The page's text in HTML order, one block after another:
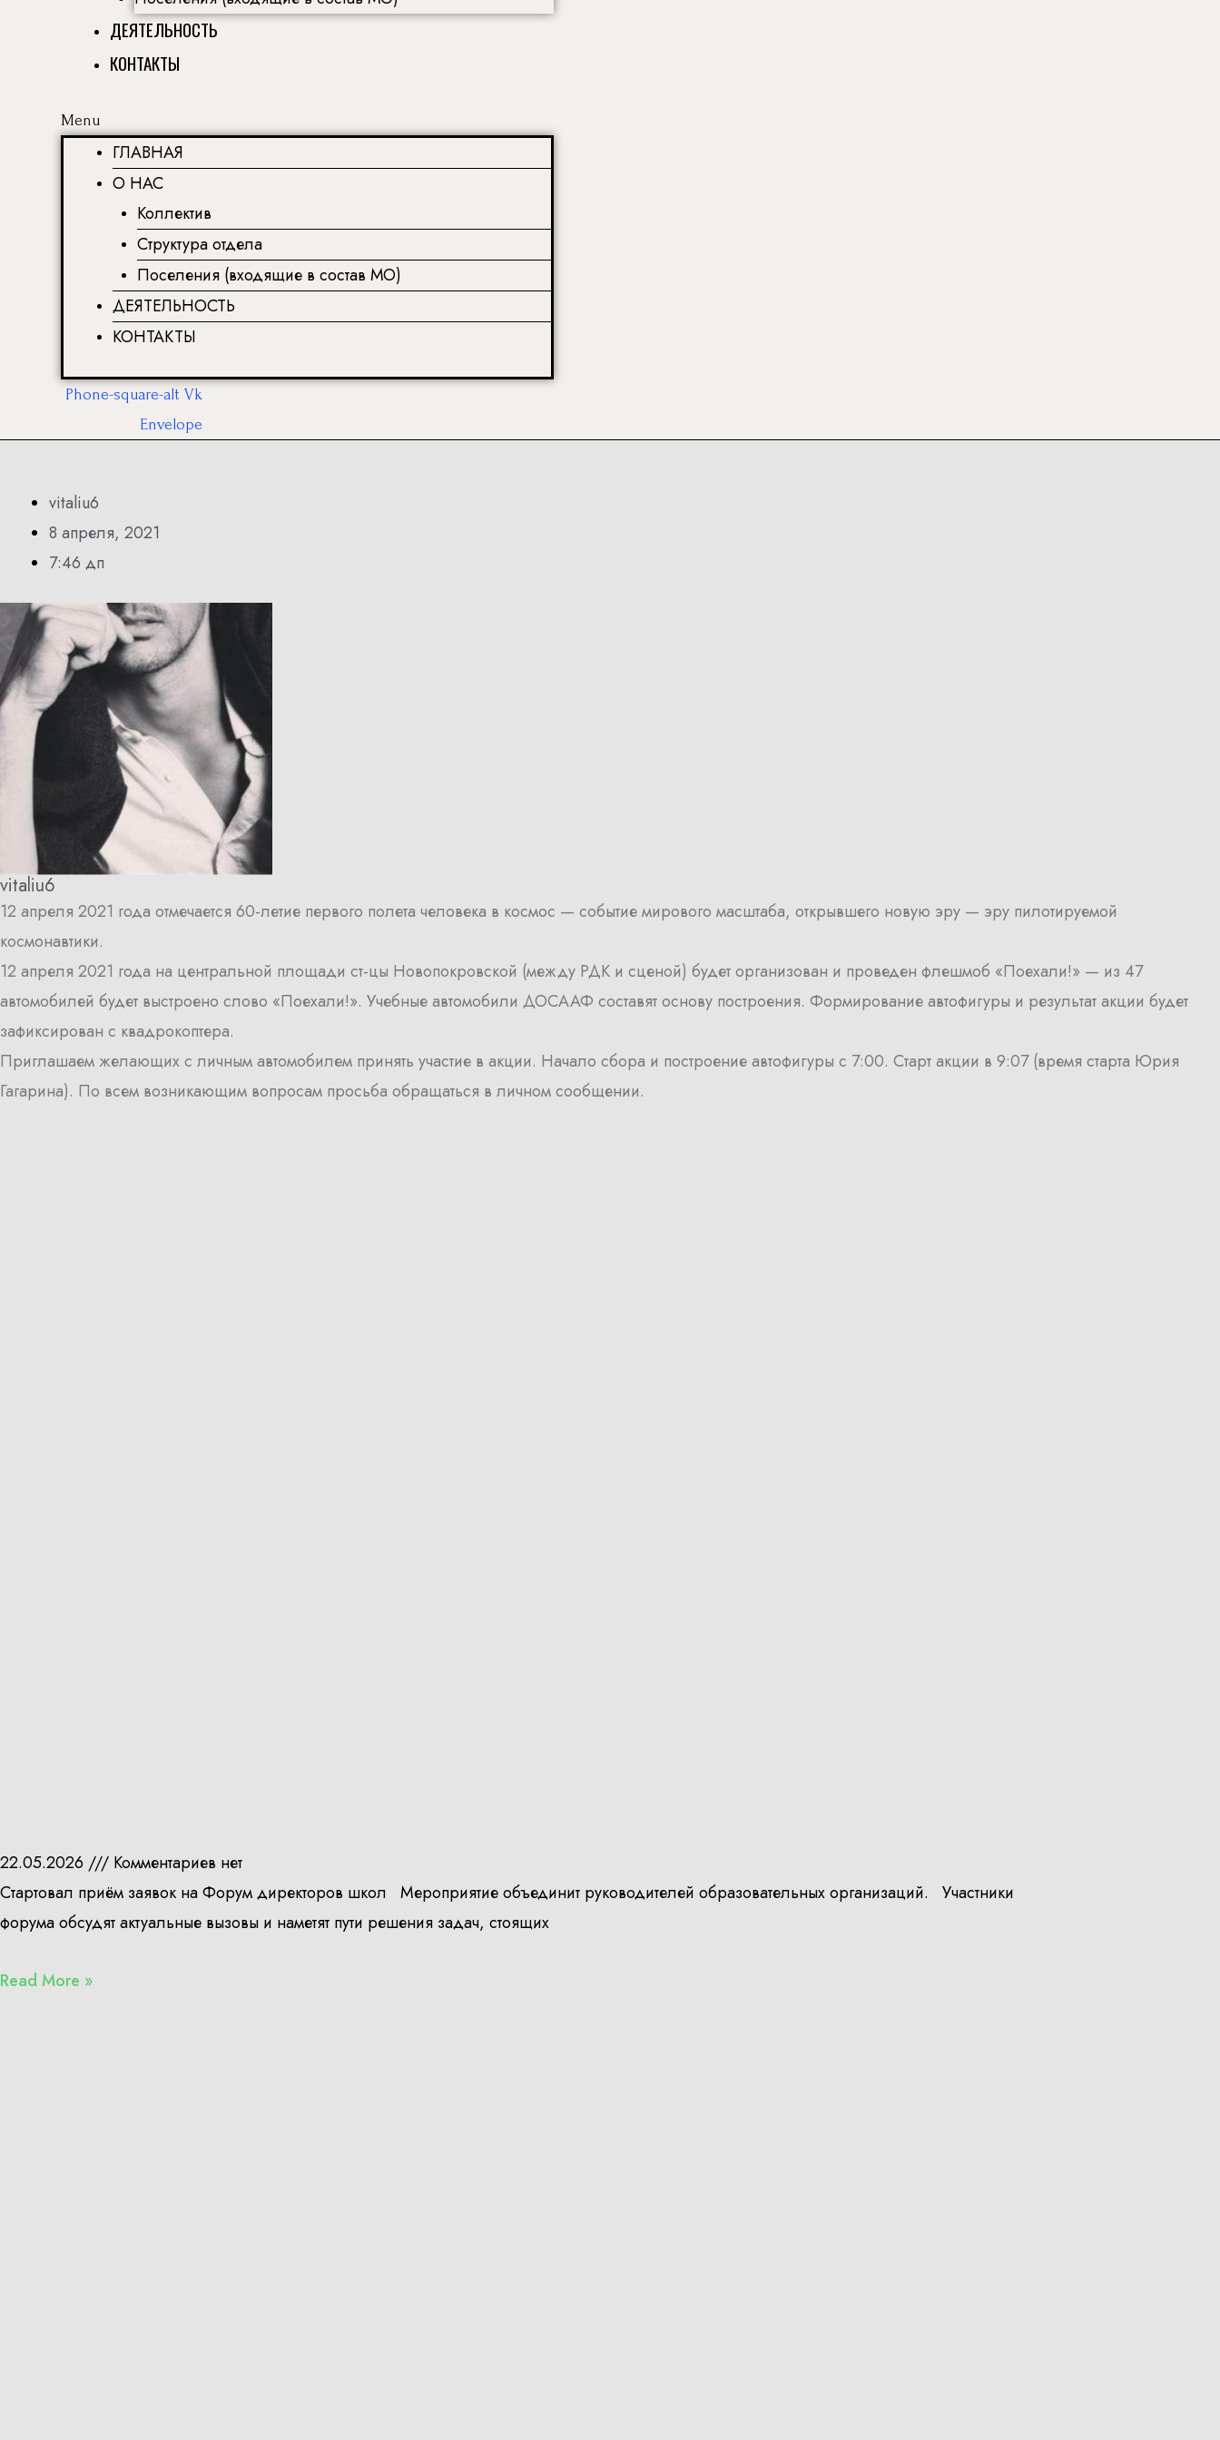
ДЕЯТЕЛЬНОСТЬ
КОНТАКТЫ
Menu
ГЛАВНАЯ
О НАС
Коллектив
Структура отдела
Поселения (входящие в состав МО)
ДЕЯТЕЛЬНОСТЬ
КОНТАКТЫ
Phone-square-alt Vk
Envelope
vitaliu6
8 апреля, 2021
7:46 дп
vitaliu6
12 апреля 2021 года отмечается 60-летие первого полета человека в космос — событие мирового масштаба, открывшего новую эру — эру пилотируемой
космонавтики.
12 апреля 2021 года на центральной площади ст-цы Новопокровской (между РДК и сценой) будет организован и проведен флешмоб «Поехали!» — из 47
автомобилей будет выстроено слово «Поехали!». Учебные автомобили ДОСААФ составят основу построения. Формирование автофигуры и результат акции будет
зафиксирован с квадрокоптера.
Приглашаем желающих с личным автомобилем принять участие в акции. Начало сбора и построение автофигуры с 7:00. Старт акции в 9:07 (время старта Юрия
Гагарина). По всем возникающим вопросам просьба обращаться в личном сообщении.
22.05.2026
Комментариев нет
Стартовал приём заявок на Форум директоров школ Мероприятие объединит руководителей образовательных организаций. Участники
форума обсудят актуальные вызовы и наметят пути решения задач, стоящих
Read More »